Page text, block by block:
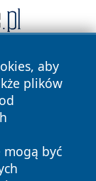
aby
plików
mogą być
prawa